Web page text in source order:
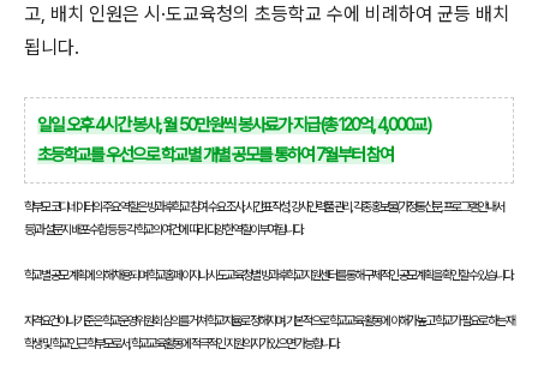
고, 배치 인원은 시·도교육청의 초등학교 수에 비례하여 균등 배치
됩니다.
일일 오후 4시간 봉사, 월 50만원씩 봉사료가 지급(총 120억, 4,000교)
초등학교를 우선으로 학교별 개별 공모를 통하여 7월부터 참여
학부모 코디네이터의 주요 역할은 방과후학교 참여 수요 조사, 시간표 작성, 강사인력풀 관리, 각종 홍보물(가정통신문, 프로그램 안내서
등)과 설문지 배포·수합 등 등 각 학교의 여건에 따라 다양한 역할이 부여됩니다.
학교별 공모 계획에 의해 채용되며 학교홈페이지나 시·도교육청별 방과후학교지원센터를 통해 구체적인 공모계획을 확인할 수 있습니다.
자격요건이나 기준은 학교운영위원회 심의를 거쳐 학교자율로 정해지며, 기본적으로 학교교육 활동에 이해가 높고 학교가 필요로 하는 재
학생 및 학교인근 학부모로서, 학교교육활동에 적극적인 지원의지가 있으면 가능합니다.